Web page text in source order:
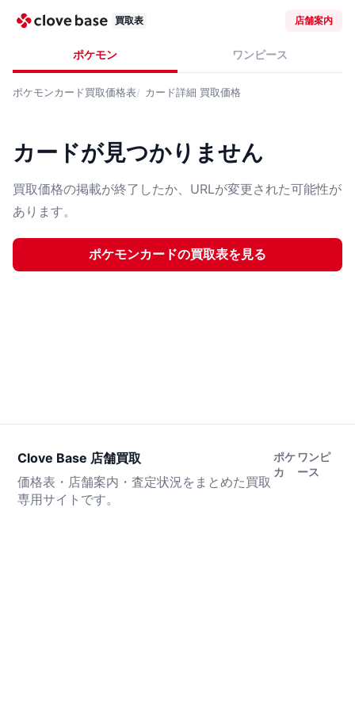
買取表 店舗案内
ポケモン ワンピース
ポケモンカード買取価格表 カード詳細 買取価格
カードが見つかりません
買取価格の掲載が終了したか、URLが変更された可能性が
あります。
ポケモンカードの買取表を見る
Clove Base 店舗買取
価格表・店舗案内・査定状況をまとめた買取
専用サイトです。
ポケ
カ
ワンピ
ース